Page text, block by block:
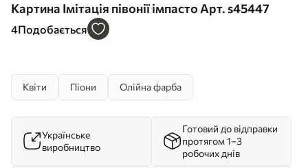
Картина Імітація півонії імпасто Арт. s45447
4Подобається
Квіти Піони Олійна фарба
Українське
виробництво
Готовий до відправки
протягом 1–3
робочих днів